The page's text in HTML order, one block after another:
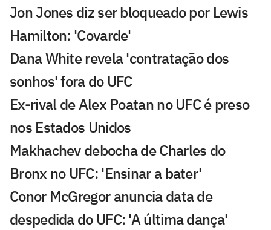
Jon Jones diz ser bloqueado por Lewis
Hamilton: 'Covarde'
Dana White revela 'contratação dos
sonhos' fora do UFC
Ex-rival de Alex Poatan no UFC é preso
nos Estados Unidos
Makhachev debocha de Charles do
Bronx no UFC: 'Ensinar a bater'
Conor McGregor anuncia data de
despedida do UFC: 'A última dança'